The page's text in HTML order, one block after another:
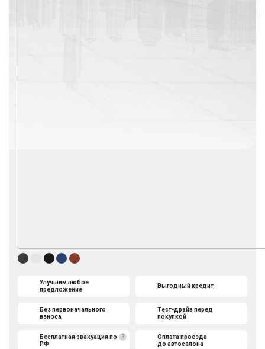
Улучшим любое
предложение
Без первоначального
взноса
Выгодный кредит
Тест-драйв перед
покупкой
?
Бесплатная эвакуация по
РФ
Оплата проезда
до автосалона